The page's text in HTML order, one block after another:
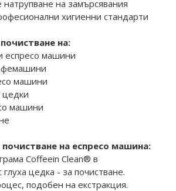
на замърсявания
хигиенни стандарти
на:
еспресо машини
машини
машини
на еспресо машина:
Coffeein Clean® в
цедка - за почистване.
подобен на екстракция.